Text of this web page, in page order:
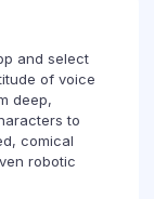
and select
of voice
deep,
to
comical
robotic